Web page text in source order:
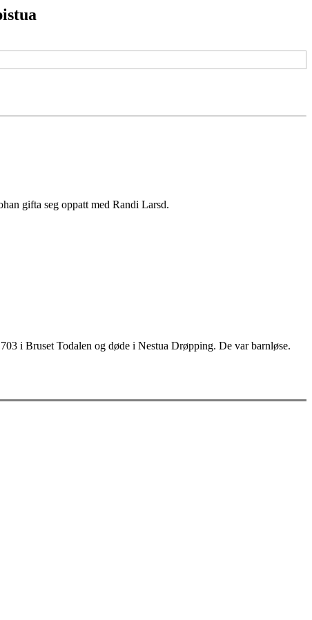
gifta seg oppatt med Randi Larsd.
i Bruset Todalen og døde i Nestua Drøpping. De var barnløse.